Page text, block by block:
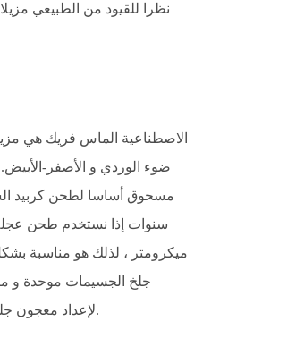
نظرا للقيود من الطبيعي
الاصطناعية الماس فريك هي
ضوء الوردي و الأصفر-
مسحوق أساسا لطحن كربيد
سنوات إذا نستخدم طحن
ميكرومتر ، لذلك هو مناسبة
جلخ الجسيمات موحدة و
الحصباء مع حجم الجسيمات من W0.5 ~ W14 لإعداد معجون جلخ إلى إنهاء الخام و غرامة طحن.